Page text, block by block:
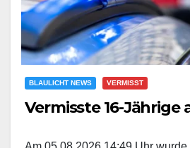
BLAULICHT NEWS VERMISST
Vermisste 16-